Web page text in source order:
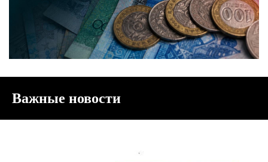
Важные новости